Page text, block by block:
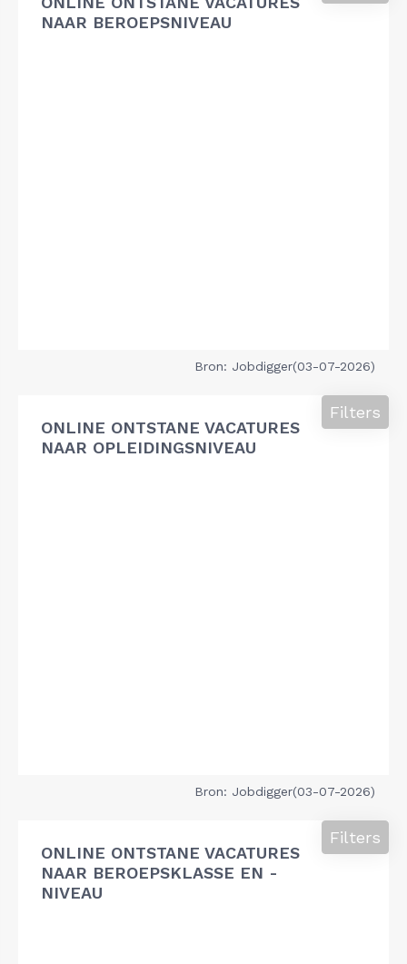
NAAR BEROEPSNIVEAU
Bron: Jobdigger(03-07-2026)
ONLINE ONTSTANE VACATURES
NAAR OPLEIDINGSNIVEAU
Filters
Bron: Jobdigger(03-07-2026)
ONLINE ONTSTANE VACATURES
NAAR BEROEPSKLASSE EN -
NIVEAU
Filters